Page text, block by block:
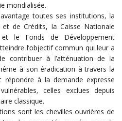
mondialisée.
toutes ses institutions, la
et de Crédits, la Caisse Nationale
le Fonds de Développement
l’objectif commun qui leur a
contribuer à l’atténuation de la
à son éradication à travers la
répondre à la demande expresse
celles exclues depuis
classique.
sont les chevilles ouvrières de